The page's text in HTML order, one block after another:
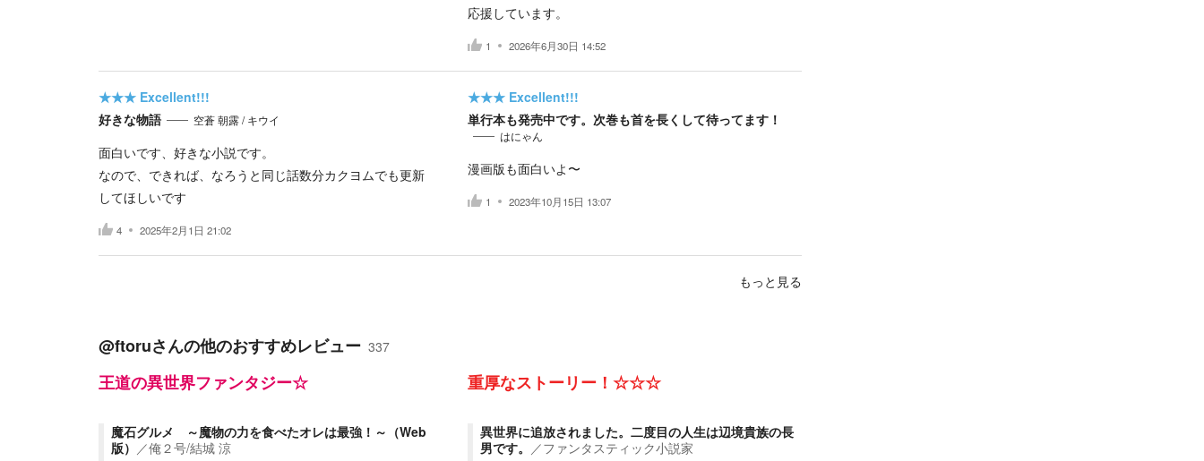
応援しています。
1 2026年6月30日 14:52
★★★ Excellent!!!
好きな物語
空蒼 朝露 / キウイ
面白いです、好きな小説です。
なので、できれば、なろうと同じ話数分カクヨムでも更新
してほしいです
4 2025年2月1日 21:02
★★★ Excellent!!!
単行本も発売中です。次巻も首を長くして待ってます！
はにゃん
漫画版も面白いよ〜
1 2023年10月15日 13:07
もっと見る
@ftoruさんの他のおすすめレビュー 337
王道の異世界ファンタジー☆
魔石グルメ ～魔物の力を食べたオレは最強！～（Web
版） ／俺２号/結城 涼
重厚なストーリー！☆☆☆
異世界に追放されました。二度目の人生は辺境貴族の長
男です。 ／ファンタスティック小説家